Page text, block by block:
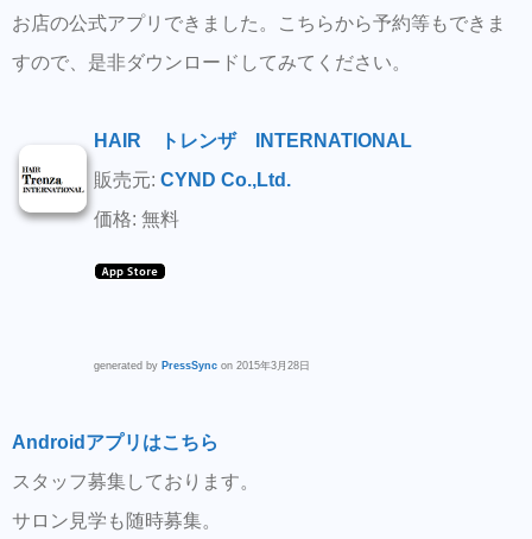
お店の公式アプリできました。こちらから予約等もできま
すので、是非ダウンロードしてみてください。
HAIR トレンザ INTERNATIONAL
販売元: CYND Co.,Ltd.
価格: 無料
generated by PressSync on 2015年3月28日
Androidアプリはこちら
スタッフ募集しております。
サロン見学も随時募集。